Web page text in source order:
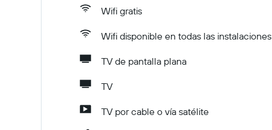
Wifi gratis
Wifi disponible en todas las instalaciones
TV de pantalla plana
TV
TV por cable o vía satélite